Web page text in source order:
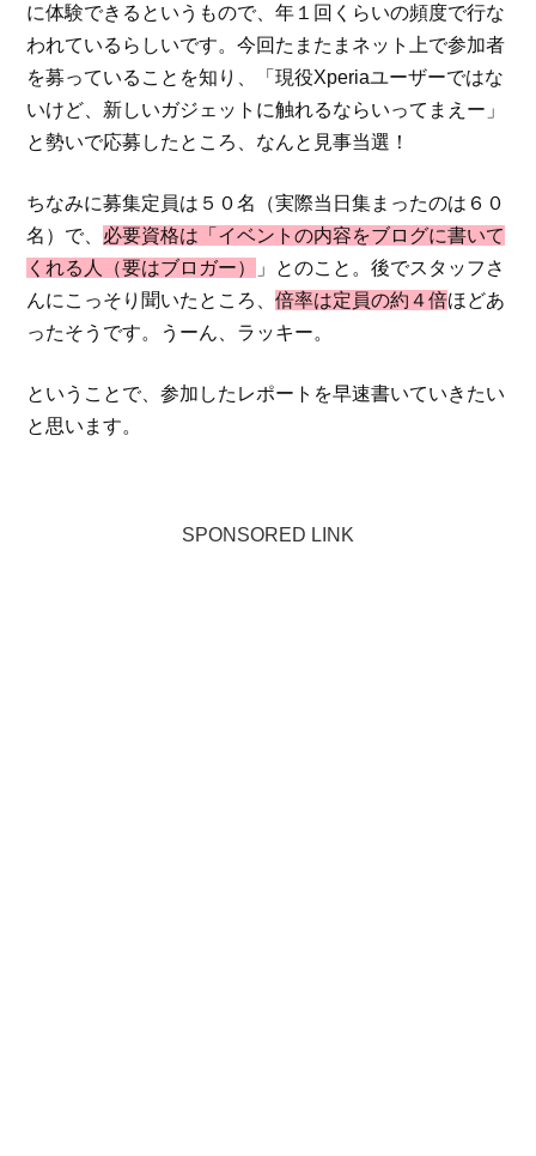
に体験できるというもので、年１回くらいの頻度で行な
われているらしいです。今回たまたまネット上で参加者
を募っていることを知り、「現役Xperiaユーザーではな
いけど、新しいガジェットに触れるならいってまえー」
と勢いで応募したところ、なんと見事当選！
ちなみに募集定員は５０名（実際当日集まったのは６０
名）で、 必要資格は「イベントの内容をブログに書いて
くれる人（要はブロガー）
」とのこと。後でスタッフさ
んにこっそり聞いたところ、倍率は定員の約４倍ほどあ
ったそうです。うーん、ラッキー。
ということで、参加したレポートを早速書いていきたい
と思います。
SPONSORED LINK